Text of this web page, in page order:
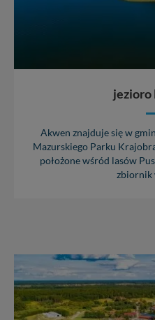
jezioro
Akwen znajduje się w
Mazurskiego Parku
położone wśród lasów
zbiornik